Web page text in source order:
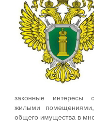
законные интересы
жилыми
общего имущества в